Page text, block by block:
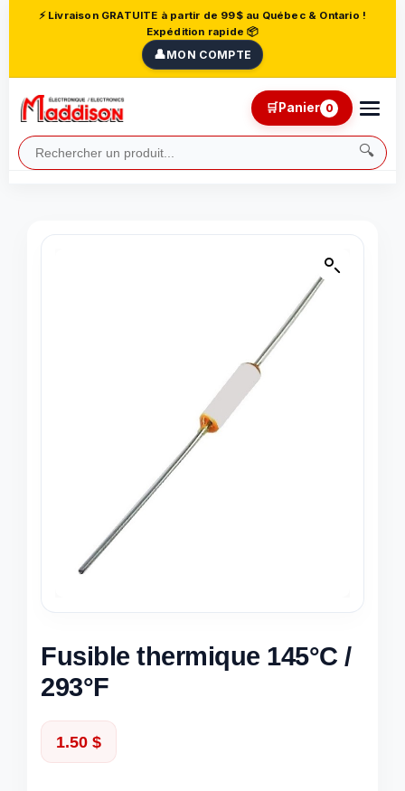
⚡ Livraison GRATUITE à partir de 99$ au Québec & Ontario !
Expédition rapide 📦
👤MON COMPTE
🔍
🛒Panier 0
Fusible thermique 145°C /
293°F
1.50 $